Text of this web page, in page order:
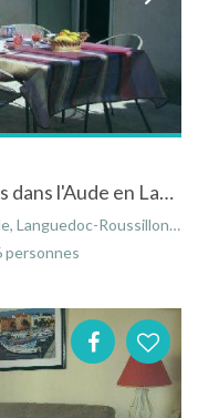
Maison à Villeneuve les Corbières dans l'Aude en Languedoc-Roussillon avec vue sur les montagnes
Roussillon, Occitanie, France
personnes